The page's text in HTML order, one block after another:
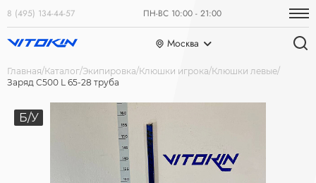
8 (495) 134-44-57 ПН-ВС 10:00 - 21:00
Москва
Главная Каталог Экипировка Клюшки игрока Клюшки левые
Заряд C500 L 65-28 труба
Б/У